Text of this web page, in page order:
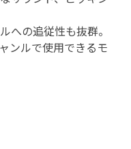
への追従性も抜群。
ンルで使用できるモ